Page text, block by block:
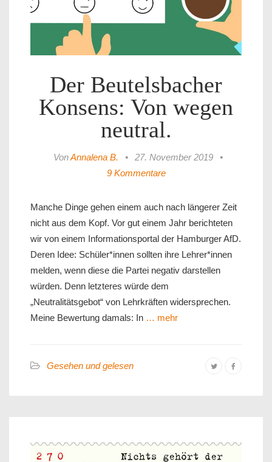
Der Beutelsbacher
Konsens: Von wegen
neutral.
VonAnnalena B. • 27. November 2019
•
9 Kommentare
Manche Dinge gehen einem auch nach längerer Zeit
nicht aus dem Kopf. Vor gut einem Jahr berichteten
wir von einem Informationsportal der Hamburger AfD.
Deren Idee: Schüler*innen sollten ihre Lehrer*innen
melden, wenn diese die Partei negativ darstellen
würden. Denn letzteres würde dem
„Neutralitätsgebot“ von Lehrkräften widersprechen.
Meine Bewertung damals: In … mehr
Gesehen und gelesen